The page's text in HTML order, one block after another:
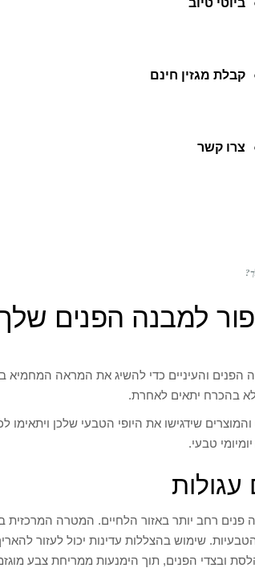
ביוטי טיוב
קבלת מגזין חינם
צרו קשר
למבנה הפנים
והעיניים כדי להשיג את המראה המחמיא
בהכרח יתאים לאחרת.
שידגישו את היופי הטבעי שלכן ויתאימו
טבעי.
פנים רחב יותר באזור הלחיים. המטרה המרכזית
שימוש בהצללות עדינות יכול לעזור
ובצדי הפנים, תוך הימנעות ממריחת צבע